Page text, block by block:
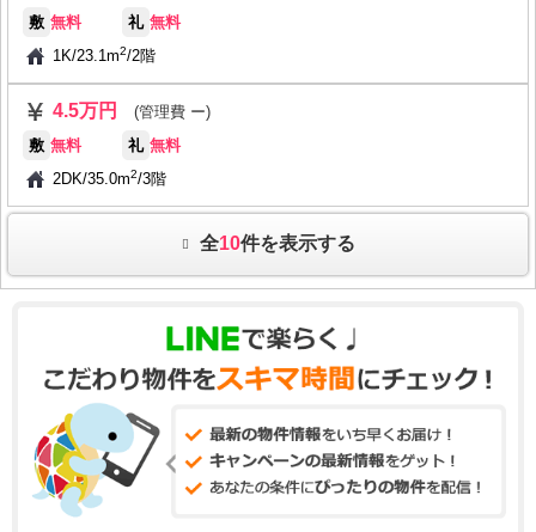
敷 無料 礼 無料
1K/23.1m2/2階
4.5万円
(管理費 ー)
敷 無料 礼 無料
2DK/35.0m2/3階
全10件を表示する